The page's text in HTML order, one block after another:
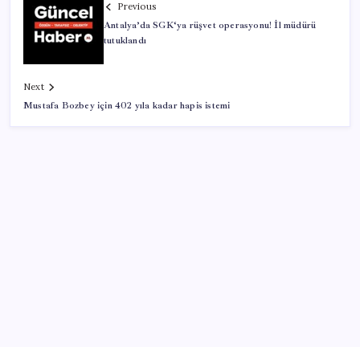
Previous
Antalya’da SGK‘ya rüşvet operasyonu! İl müdürü
tutuklandı
Next
Mustafa Bozbey için 402 yıla kadar hapis istemi